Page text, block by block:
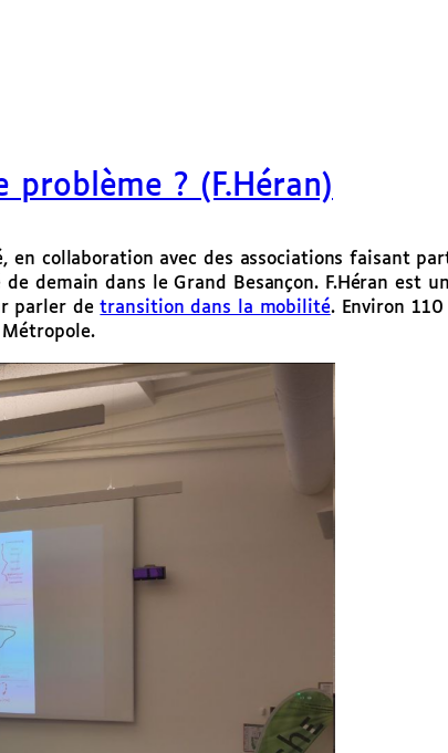
problème ? (F.Héran)
collaboration avec des associations faisant
demain dans le Grand Besançon. F.Héran est
parler detransition dans la mobilité. Environ